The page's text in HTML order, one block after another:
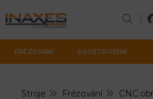
FRÉZOVÁNÍ SOUSTRUŽENÍ
Stroje Frézování
CNC